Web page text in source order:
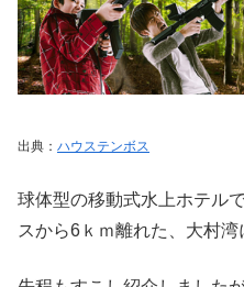
出典： ハウステンボス
球体型の移動式水上ホテル
スから6ｋｍ離れた、大村湾